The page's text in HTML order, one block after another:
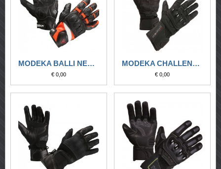
MODEKA BALLI NERO-ARANCIONE
€ 0,00
MODEKA CHALLENGE LONG NERO
€ 0,00